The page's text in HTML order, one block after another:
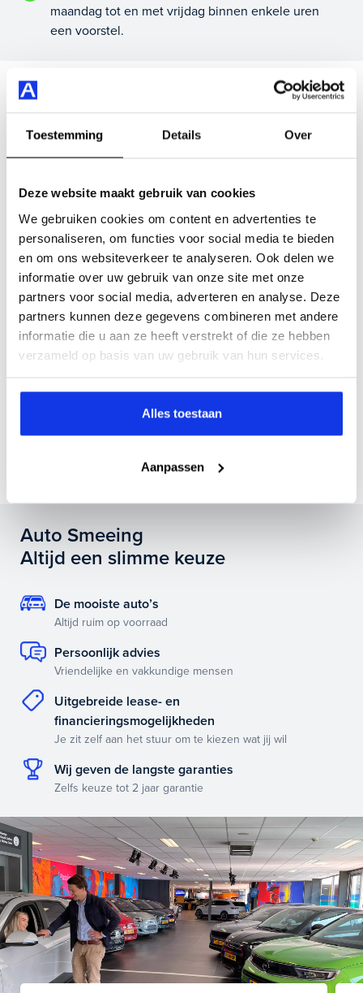
Toestemming Details Over
Deze website maakt gebruik van cookies
We gebruiken cookies om content en advertenties te
personaliseren, om functies voor social media te bieden
en om ons websiteverkeer te analyseren. Ook delen we
informatie over uw gebruik van onze site met onze
partners voor social media, adverteren en analyse. Deze
partners kunnen deze gegevens combineren met andere
informatie die u aan ze heeft verstrekt of die ze hebben
verzameld op basis van uw gebruik van hun services.
Alles toestaan
Aanpassen
maandag tot en met vrijdag binnen enkele uren
een voorstel.
Veelgestelde vragen
Wanneer kan ik een proefrit maken?
Kan ik een auto reserveren?
Hoe weet ik of deze auto nog beschikbaar is?
Wat zit er allemaal in jullie Bovag Plus afleverpakket?
Als ik vandaag de auto koop, wanneer kan ik deze
Auto Smeeing
Altijd een slimme keuze
De mooiste auto’s
Altijd ruim op voorraad
Persoonlijk advies
Vriendelijke en vakkundige mensen
Uitgebreide lease- en
financieringsmogelijkheden
Je zit zelf aan het stuur om te kiezen wat jij wil
Wij geven de langste garanties
Zelfs keuze tot 2 jaar garantie